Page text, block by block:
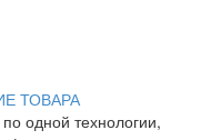
ТОВАРА
одной технологии,